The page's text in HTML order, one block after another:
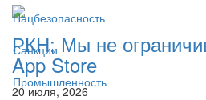
Нацбезопасность
Санкции
Промышленность
РКН: Мы не
App Store
20 июля, 2026